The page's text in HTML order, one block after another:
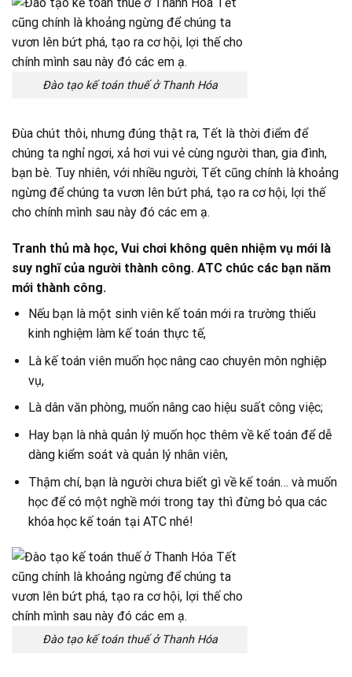
Đào tạo kế toán thuế ở Thanh Hóa
Đùa chút thôi, nhưng đúng thật ra, Tết là thời điểm để
chúng ta nghỉ ngơi, xả hơi vui vẻ cùng người than, gia đình,
bạn bè. Tuy nhiên, với nhiều người, Tết cũng chính là khoảng
ngừng để chúng ta vươn lên bứt phá, tạo ra cơ hội, lợi thế
cho chính mình sau này đó các em ạ.
Tranh thủ mà học, Vui chơi không quên nhiệm vụ mới là
suy nghĩ của người thành công. ATC chúc các bạn năm
mới thành công.
Nếu bạn là một sinh viên kế toán mới ra trường thiếu
kinh nghiệm làm kế toán thực tế,
Là kế toán viên muốn học nâng cao chuyên môn nghiệp
vụ,
Là dân văn phòng, muốn nâng cao hiệu suất công việc;
Hay bạn là nhà quản lý muốn học thêm về kế toán để dễ
dàng kiểm soát và quản lý nhân viên,
Thậm chí, bạn là người chưa biết gì về kế toán… và muốn
học để có một nghề mới trong tay thì đừng bỏ qua các
khóa học kế toán tại ATC nhé!
Đào tạo kế toán thuế ở Thanh Hóa